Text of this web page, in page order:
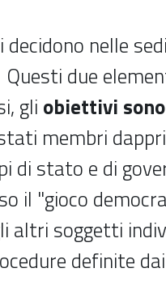
decidono nelle
due
gli obiettivi
membri
di stato e di
il "gioco
altri soggetti
definite